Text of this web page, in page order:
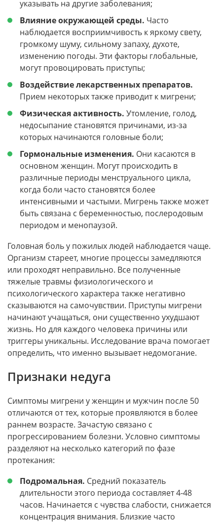
указывать на другие заболевания;
Влияние окружающей среды. Часто
наблюдается восприимчивость к яркому свету,
громкому шуму, сильному запаху, духоте,
изменению погоды. Эти факторы глобальные,
могут провоцировать приступы;
Воздействие лекарственных препаратов.
Прием некоторых также приводит к мигрени;
Физическая активность. Утомление, голод,
недосыпание становятся причинами, из-за
которых начинаются головные боли;
Гормональные изменения. Они касаются в
основном женщин. Могут происходить в
различные периоды менструального цикла,
когда боли часто становятся более
интенсивными и частыми. Мигрень также может
быть связана с беременностью, послеродовым
периодом и менопаузой.
Головная боль у пожилых людей наблюдается чаще.
Организм стареет, многие процессы замедляются
или проходят неправильно. Все полученные
тяжелые травмы физиологического и
психологического характера также негативно
сказываются на самочувствии. Приступы мигрени
начинают учащаться, они существенно ухудшают
жизнь. Но для каждого человека причины или
триггеры уникальны. Исследование врача помогает
определить, что именно вызывает недомогание.
Признаки недуга
Симптомы мигрени у женщин и мужчин после 50
отличаются от тех, которые проявляются в более
раннем возрасте. Зачастую связано с
прогрессированием болезни. Условно симптомы
разделяют на несколько категорий по фазе
протекания:
Подромальная. Средний показатель
длительности этого периода составляет 4-48
часов. Начинается с чувства слабости, снижается
концентрация внимания. Близкие часто